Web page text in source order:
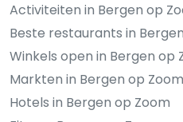
Activiteiten in Bergen op
Beste restaurants in
Winkels open in Bergen op
Markten in Bergen op Zoom
Hotels in Bergen op Zoom